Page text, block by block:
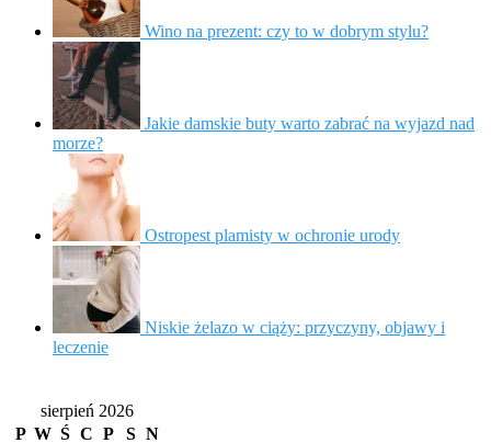
Wino na prezent: czy to w dobrym stylu?
Jakie damskie buty warto zabrać na wyjazd nad
morze?
Ostropest plamisty w ochronie urody
Niskie żelazo w ciąży: przyczyny, objawy i
leczenie
sierpień 2026
P W Ś C P S N